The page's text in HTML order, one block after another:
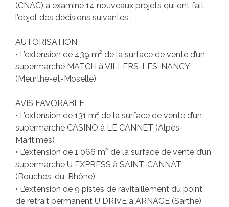
(CNAC) a examiné 14 nouveaux projets qui ont fait
l’objet des décisions suivantes :
AUTORISATION
• L’extension de 439 m² de la surface de vente d’un
supermarché MATCH à VILLERS-LES-NANCY
(Meurthe-et-Moselle)
AVIS FAVORABLE
• L’extension de 131 m² de la surface de vente d’un
supermarché CASINO à LE CANNET (Alpes-
Maritimes)
• L’extension de 1 066 m² de la surface de vente d’un
supermarché U EXPRESS à SAINT-CANNAT
(Bouches-du-Rhône)
• L’extension de 9 pistes de ravitaillement du point
de retrait permanent U DRIVE à ARNAGE (Sarthe)